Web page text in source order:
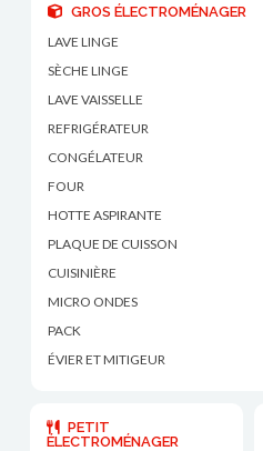
GROS ÉLECTROMÉNAGER
LAVE LINGE
SÈCHE LINGE
LAVE VAISSELLE
REFRIGÉRATEUR
CONGÉLATEUR
FOUR
HOTTE ASPIRANTE
PLAQUE DE CUISSON
CUISINIÈRE
MICRO ONDES
PACK
ÉVIER ET MITIGEUR
PETIT
ÉLECTROMÉNAGER